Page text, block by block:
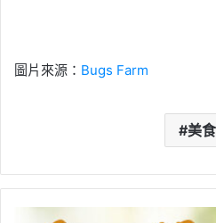
圖片來源： Bugs Farm
美食